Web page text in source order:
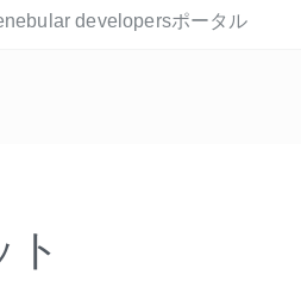
developersポータル
ト